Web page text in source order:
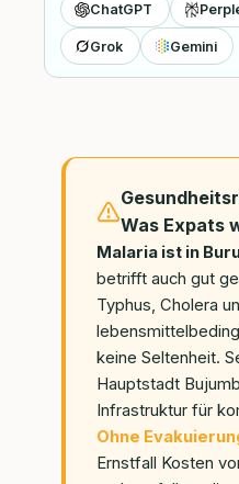
ChatGPT
Grok Gemini
Was Expats
Malaria ist in
betrifft auch gut
Typhus, Cholera
keine Seltenheit.
Hauptstadt
Infrastruktur für
Ohne
Ernstfall Kosten